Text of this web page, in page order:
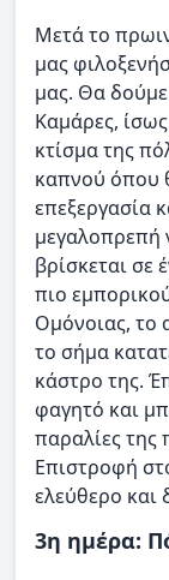
Μετά το
μας
μας. Θα δούμε
Καμάρες,
κτίσμα της
καπνού όπου
επεξεργασία
μεγαλοπρεπή
βρίσκεται σε
πιο
Ομόνοιας, το
το σήμα
κάστρο της.
φαγητό και
παραλίες της
Επιστροφή
ελεύθερο και
3η ημέρα: